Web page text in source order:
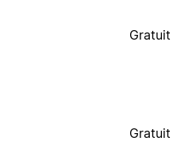
Gratuit
Gratuit